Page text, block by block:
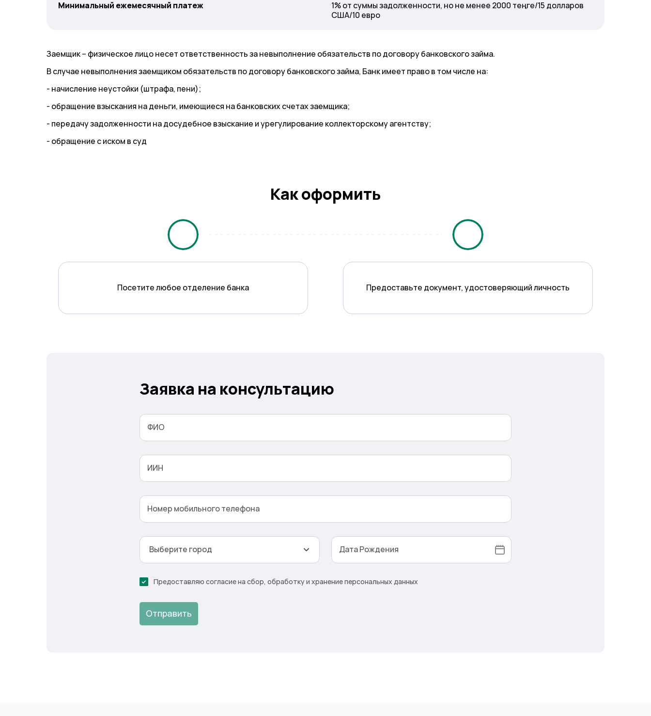
Минимальный ежемесячный платеж
1% от суммы задолженности, но не менее 2000 теңге/15 долларов
США/10 евро
Заемщик – физическое лицо несет ответственность за невыполнение обязательств по договору банковского займа.
В случае невыполнения заемщиком обязательств по договору банковского займа, Банк имеет право в том числе на:
- начисление неустойки (штрафа, пени);
- обращение взыскания на деньги, имеющиеся на банковских счетах заемщика;
- передачу задолженности на досудебное взыскание и урегулирование коллекторскому агентству;
- обращение с иском в суд
Как оформить
Посетите любое отделение банка Предоставьте документ, удостоверяющий личность
Заявка на консультацию
ФИО
ИИН
Номер мобильного телефона
Выберите город Дата Рождения
Предоставляю согласие на сбор, обработку и хранение персональных данных
Отправить